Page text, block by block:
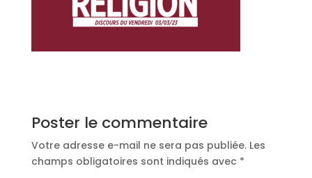
Poster le commentaire
Votre adresse e-mail ne sera pas publiée. Les
champs obligatoires sont indiqués avec *